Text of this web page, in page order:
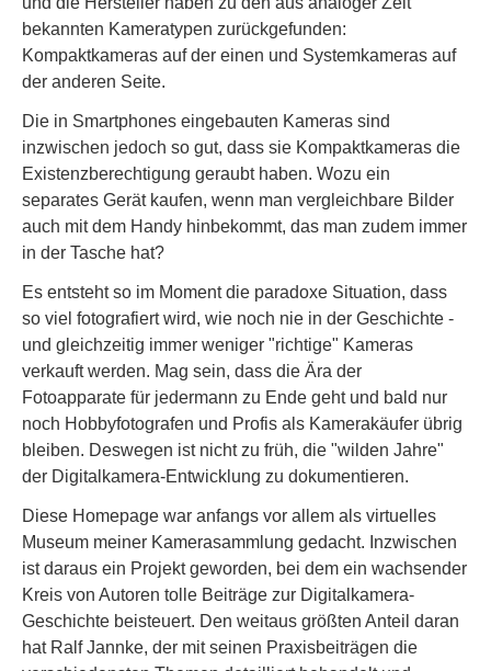
bekannten Kameratypen zurückgefunden:
Kompaktkameras auf der einen und Systemkameras auf
der anderen Seite.
Die in Smartphones eingebauten Kameras sind
inzwischen jedoch so gut, dass sie Kompaktkameras die
Existenzberechtigung geraubt haben. Wozu ein
separates Gerät kaufen, wenn man vergleichbare Bilder
auch mit dem Handy hinbekommt, das man zudem immer
in der Tasche hat?
Es entsteht so im Moment die paradoxe Situation, dass
so viel fotografiert wird, wie noch nie in der Geschichte -
und gleichzeitig immer weniger "richtige" Kameras
verkauft werden. Mag sein, dass die Ära der
Fotoapparate für jedermann zu Ende geht und bald nur
noch Hobbyfotografen und Profis als Kamerakäufer übrig
bleiben. Deswegen ist nicht zu früh, die "wilden Jahre"
der Digitalkamera-Entwicklung zu dokumentieren.
Diese Homepage war anfangs vor allem als virtuelles
Museum meiner Kamerasammlung gedacht. Inzwischen
ist daraus ein Projekt geworden, bei dem ein wachsender
Kreis von Autoren tolle Beiträge zur Digitalkamera-
Geschichte beisteuert. Den weitaus größten Anteil daran
hat Ralf Jannke, der mit seinen Praxisbeiträgen die